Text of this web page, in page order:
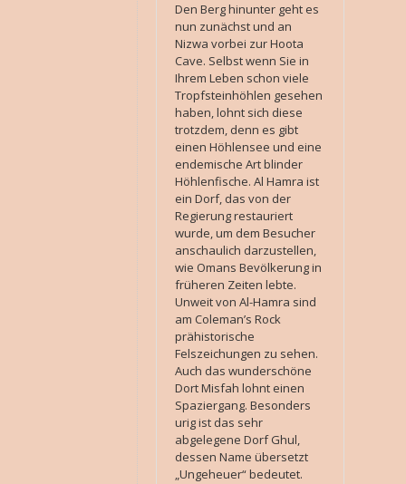
Den Berg hinunter geht es
nun zunächst und an
Nizwa vorbei zur Hoota
Cave. Selbst wenn Sie in
Ihrem Leben schon viele
Tropfsteinhöhlen gesehen
haben, lohnt sich diese
trotzdem, denn es gibt
einen Höhlensee und eine
endemische Art blinder
Höhlenfische. Al Hamra ist
ein Dorf, das von der
Regierung restauriert
wurde, um dem Besucher
anschaulich darzustellen,
wie Omans Bevölkerung in
früheren Zeiten lebte.
Unweit von Al-Hamra sind
am Coleman’s Rock
prähistorische
Felszeichungen zu sehen.
Auch das wunderschöne
Dort Misfah lohnt einen
Spaziergang. Besonders
urig ist das sehr
abgelegene Dorf Ghul,
dessen Name übersetzt
„Ungeheuer“ bedeutet.